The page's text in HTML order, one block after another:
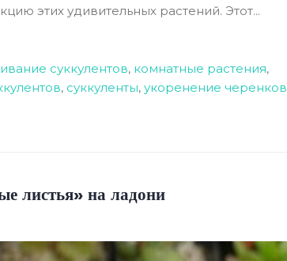
этих удивительных растений. Этот...
суккулентов, комнатные растения,
, суккуленты, укоренение черенков
листья» на ладони